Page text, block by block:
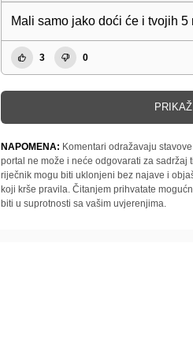
Mali samo jako doći će i tvojih
3 0
NAPOMENA: Komentari odražavaju
portal ne može i neće odgovarati za
riječnik mogu biti uklonjeni bez najave i
koji krše pravila. Čitanjem prihvatate
biti u suprotnosti sa vašim uvjerenjima.